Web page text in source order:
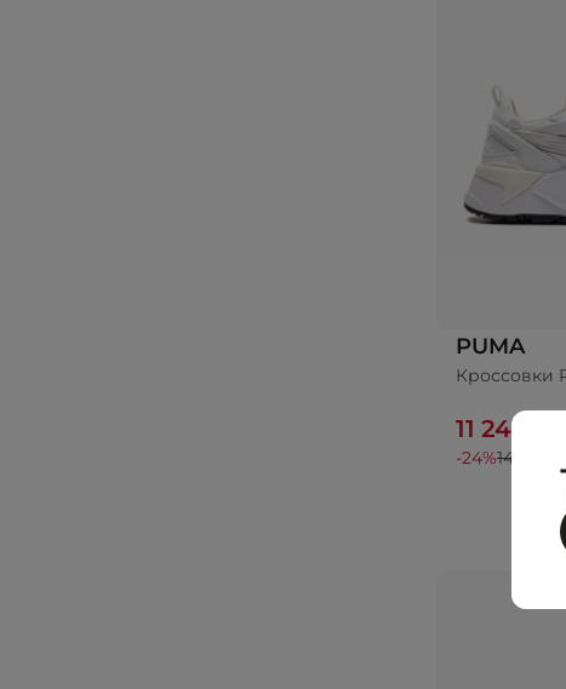
PUMA
Кроссовки
11 243 ₽
-24%14 990 ₽